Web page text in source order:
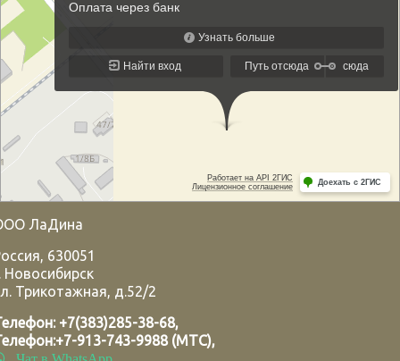
ЛаДина
, 630051
Новосибирск
Трикотажная, д.52/2
+7(383)285-38-68,
+7-913-743-9988 (МТС),